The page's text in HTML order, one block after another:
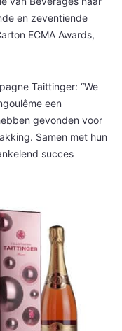
en zeventiende
ECMA Awards,
Taittinger: “We
een
gevonden voor
Samen met hun
succes